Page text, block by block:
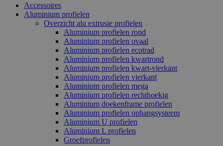
Accessoires
Aluminium profielen
Overzicht alu extrusie profielen
Aluminium profielen rond
Aluminium profielen ovaal
Aluminium profielen ecotrad
Aluminium profielen kwartrond
Aluminium profielen kwart-vierkant
Aluminium profielen vierkant
Aluminium profielen mega
Aluminium profielen rechthoekig
Aluminium doekenframe profielen
Aluminium profielen ophangsysteem
Aluminium U profielen
Aluminium L profielen
Groefprofielen